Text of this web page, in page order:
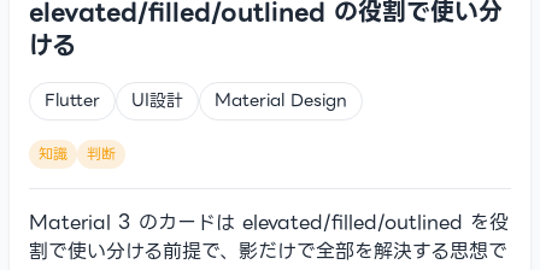
elevated/filled/outlined の役割で使い分
ける
Flutter UI設計 Material Design
知識 判断
Material 3 のカードは elevated/filled/outlined を役
割で使い分ける前提で、影だけで全部を解決する思想で